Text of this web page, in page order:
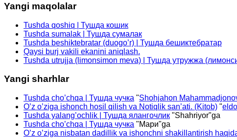
Yangi maqolalar
Tushda qoshiq | Тушда кошик
Tushda sumalak | Тушда сумалак
Tushda beshiktebratar (duogo’r) | Тушда бешиктебратар
Qaysi burj vakili ekanini aniqlash.
Tushda utrujja (limonsimon meva) | Тушда утружжа
Yangi sharhlar
Tushda cho’chqa | Тушда чучка "Shohjahon
O’z o’ziga ishonch hosil qilish va Notiqlik san’ati. (Kitob) "
Tushda yalang’ochlik | Тушда ялангочлик "Shahriyor"ga
Tushda cho’chqa | Тушда чучка "Мари"ga
O’z o’ziga nisbatan dadillik va ishonchni shakillantirish